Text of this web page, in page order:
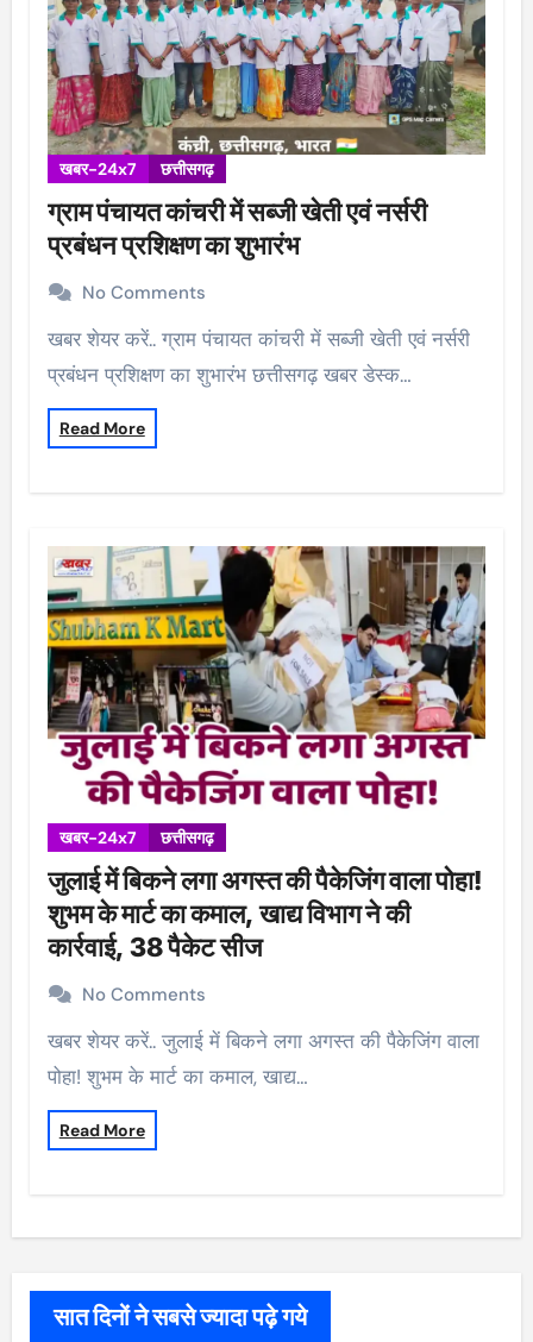
खबर-24x7 छत्तीसगढ़
ग्राम पंचायत कांचरी में सब्जी खेती एवं नर्सरी
प्रबंधन प्रशिक्षण का शुभारंभ
No Comments
खबर शेयर करें.. ग्राम पंचायत कांचरी में सब्जी खेती एवं नर्सरी
प्रबंधन प्रशिक्षण का शुभारंभ छत्तीसगढ़ खबर डेस्क…
Read More
खबर-24x7 छत्तीसगढ़
जुलाई में बिकने लगा अगस्त की पैकेजिंग वाला पोहा!
शुभम के मार्ट का कमाल, खाद्य विभाग ने की
कार्रवाई, 38 पैकेट सीज
No Comments
खबर शेयर करें.. जुलाई में बिकने लगा अगस्त की पैकेजिंग वाला
पोहा! शुभम के मार्ट का कमाल, खाद्य…
Read More
सात दिनों ने सबसे ज्यादा पढ़े गये